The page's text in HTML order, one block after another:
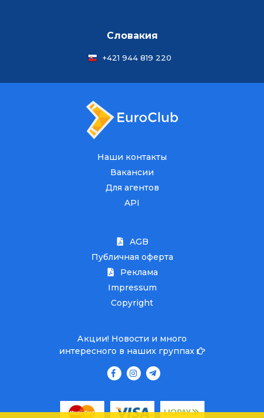
Словакия
+421 944 819 220
Наши контакты
Вакансии
Для агентов
API
AGB
Публичная оферта
Реклама
Impressum
Copyright
Акции! Новости и много
интересного в наших группах